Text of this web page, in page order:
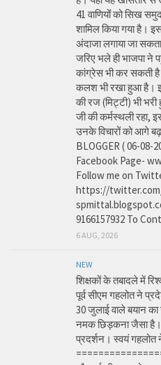
41 वाणियोंं को सिख
शामिल किया गया है।
अंदाजा लगाया जा
जरिए भले ही भाजपा ने
कांग्रेस भी कर सकती
कलश भी रखा हुआ है।
की रज (मिट्टी) भी भरी
जी की कर्मस्थली रहा,
उनके विचारों को आगे
BLOGGER ( 06-
Facebook Page-
Follow me on
https://
9166157932 To
6 AUG, 2026
NEW
शिक्षकों के तबादले में
पूर्व सीएम गहलोत ने
30 जुलाई वाले बयान
नमक छिड़कना जैसा
प्रदर्शन। स्वयं गहलोत